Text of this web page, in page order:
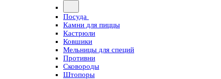
Посуда
Камни для пиццы
Кастрюли
Ковшики
Мельницы для специй
Противни
Сковороды
Штопоры